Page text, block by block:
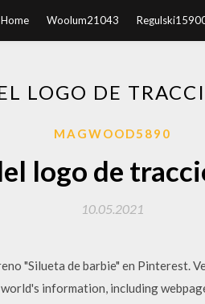
Home Woolum21043
LOGO DE
MAGWOOD5890
logo de
10.05.2021
"Silueta de barbie" en Pinterest.
information, including